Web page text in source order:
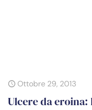
Ottobre 29, 2013
Ulcere da eroina: